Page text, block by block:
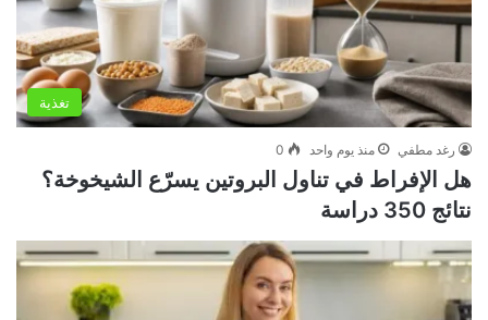
تغذية
رغد مطفي منذ يوم واحد 0
هل الإفراط في تناول البروتين يسرّع الشيخوخة؟
نتائج 350 دراسة